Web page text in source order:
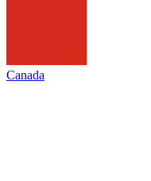
Canada